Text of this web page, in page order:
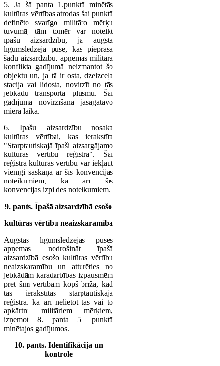
5. Ja šā panta 1.punktā minētās
kultūras vērtības atrodas šai punktā
definēto svarīgo militāro mērķu
tuvumā, tām tomēr var noteikt
īpašu aizsardzību, ja augstā
līgumslēdzēja puse, kas pieprasa
šādu aizsardzību, apņemas militāra
konflikta gadījumā neizmantot šo
objektu un, ja tā ir osta, dzelzceļa
stacija vai lidosta, novirzīt no tās
jebkādu transporta plūsmu. Šai
gadījumā novirzīšana jāsagatavo
miera laikā.
6. Īpašu aizsardzību nosaka
kultūras vērtībai, kas ierakstīta
"Starptautiskajā īpaši aizsargājamo
kultūras vērtību reģistrā". Šai
reģistrā kultūras vērtību var iekļaut
vienīgi saskaņā ar šīs konvencijas
noteikumiem, kā arī šīs
konvencijas izpildes noteikumiem.
9. pants. Īpašā aizsardzībā esošo
kultūras vērtību neaizskaramība
Augstās līgumslēdzējas puses
apņemas nodrošināt īpašā
aizsardzībā esošo kultūras vērtību
neaizskaramību un atturēties no
jebkādām karadarbības izpausmēm
pret šīm vērtībām kopš brīža, kad
tās ierakstītas starptautiskajā
reģistrā, kā arī nelietot tās vai to
apkārtni militāriem mērķiem,
izņemot 8. panta 5. punktā
minētajos gadījumos.
10. pants. Identifikācija un
kontrole